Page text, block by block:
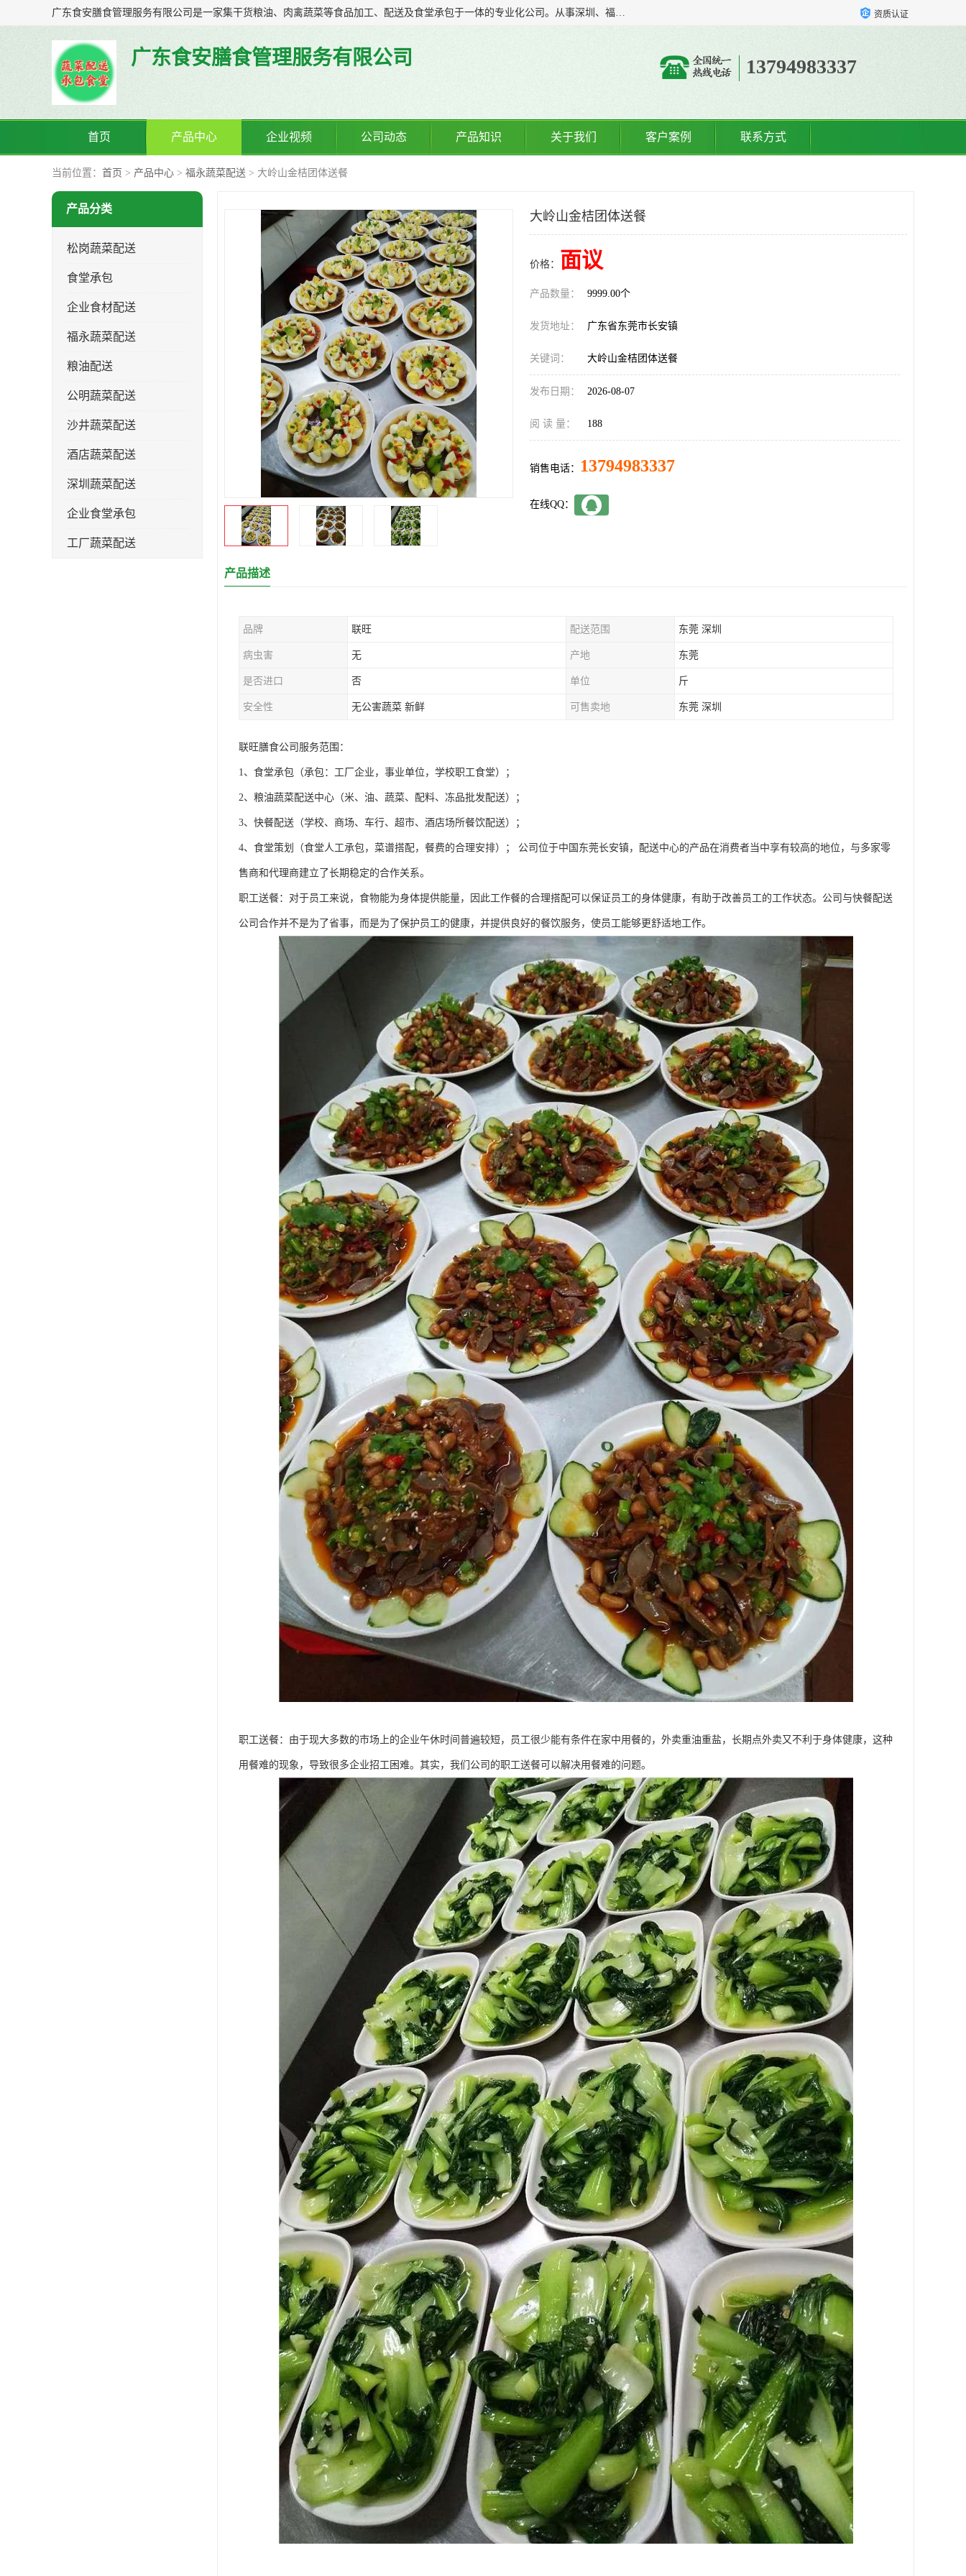
广东食安膳食管理服务有限公司是一家集干货粮油、肉禽蔬菜等食品加工、配送及食堂承包于一体的专业化公司。从事深圳、福永、公明、沙井、松岗等地区的蔬菜配送服务。 专业的服务队伍，以及完善的服务机制，经过多年的努力拼搏，赢得了广大客户的信赖和支持。 资质认证
广东食安膳食管理服务有限公司 13794983337
首页 产品中心 企业视频 公司动态 产品知识 关于我们 客户案例 联系方式
当前位置： 首页 > 产品中心 > 福永蔬菜配送 > 大岭山金桔团体送餐
产品分类
松岗蔬菜配送
食堂承包
企业食材配送
福永蔬菜配送
粮油配送
公明蔬菜配送
沙井蔬菜配送
酒店蔬菜配送
深圳蔬菜配送
企业食堂承包
工厂蔬菜配送
大岭山金桔团体送餐
价格： 面议
产品数量： 9999.00个
发货地址： 广东省东莞市长安镇
关键词： 大岭山金桔团体送餐
发布日期： 2026-08-07
阅 读 量： 188
销售电话： 13794983337
在线QQ：
产品描述
品牌 联旺 配送范围 东莞 深圳
病虫害 无 产地 东莞
是否进口 否 单位 斤
安全性 无公害蔬菜 新鲜 可售卖地 东莞 深圳
联旺膳食公司服务范围：
1、食堂承包（承包：工厂企业，事业单位，学校职工食堂）；
2、粮油蔬菜配送中心（米、油、蔬菜、配料、冻品批发配送）；
3、快餐配送（学校、商场、车行、超市、酒店场所餐饮配送）；
4、食堂策划（食堂人工承包，菜谱搭配，餐费的合理安排）； 公司位于中国东莞长安镇，配送中心的产品在消费者当中享有较高的地位，与多家零
售商和代理商建立了长期稳定的合作关系。
职工送餐：对于员工来说，食物能为身体提供能量，因此工作餐的合理搭配可以保证员工的身体健康，有助于改善员工的工作状态。公司与快餐配送
公司合作并不是为了省事，而是为了保护员工的健康，并提供良好的餐饮服务，使员工能够更舒适地工作。
职工送餐：由于现大多数的市场上的企业午休时间普遍较短，员工很少能有条件在家中用餐的，外卖重油重盐，长期点外卖又不利于身体健康，这种
用餐难的现象，导致很多企业招工困难。其实，我们公司的职工送餐可以解决用餐难的问题。